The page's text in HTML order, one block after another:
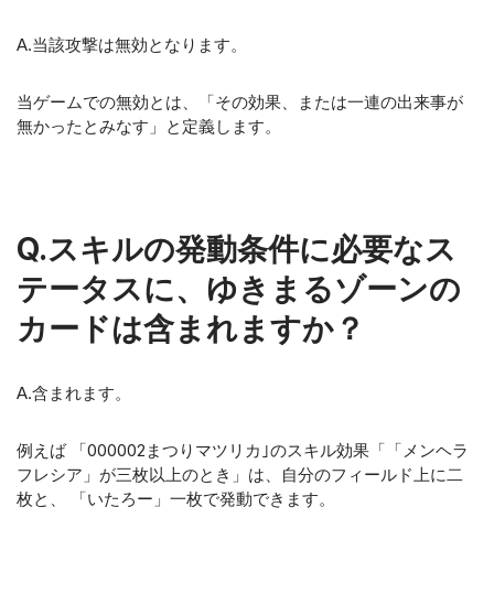
A.当該攻撃は無効となります。
当ゲームでの無効とは、「その効果、または一連の出来事が
無かったとみなす」と定義します。
Q.スキルの発動条件に必要なス
テータスに、ゆきまるゾーンの
カードは含まれますか？
A.含まれます。
例えば 「000002まつりマツリカ｣のスキル効果「「メンヘラ
フレシア」が三枚以上のとき」は、自分のフィールド上に二
枚と、 「いたろー」一枚で発動できます。